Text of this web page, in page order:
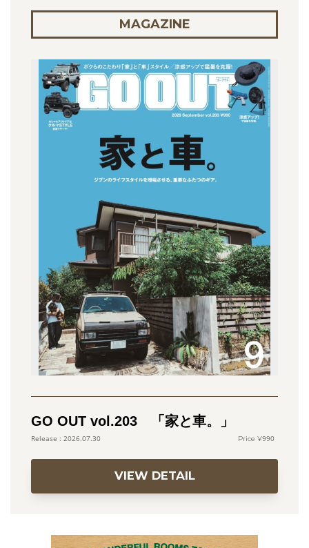
MAGAZINE
GO OUT vol.203 「家と車。」
2026.07.30 990
VIEW DETAIL